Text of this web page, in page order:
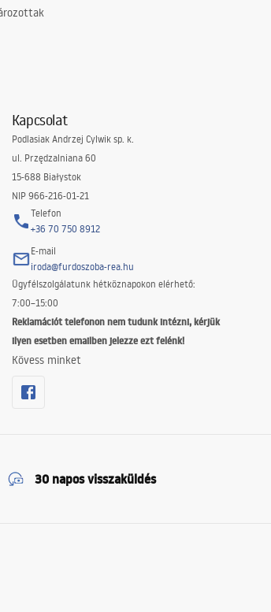
Kapcsolat
Podlasiak Andrzej Cylwik sp. k.
ul. Przędzalniana 60
15-688 Białystok
NIP 966-216-01-21
Telefon
+36 70 750 8912
E-mail
iroda@furdoszoba-rea.hu
Ügyfélszolgálatunk hétköznapokon elérhető:
7:00–15:00
Reklamációt telefonon nem tudunk intézni, kérjük
ilyen esetben emailben jelezze ezt felénk!
Kövess minket
30 napos visszaküldés